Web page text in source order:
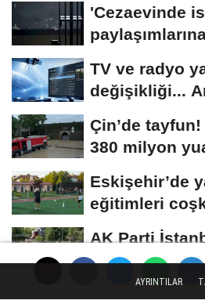
'Cezaevinde
TV ve radyo
değişikliği...
Çin’de
380 milyon
Eskişehir’de
eğitimleri
AK Parti
Belediyeciliği
programı
AYRINTILAR